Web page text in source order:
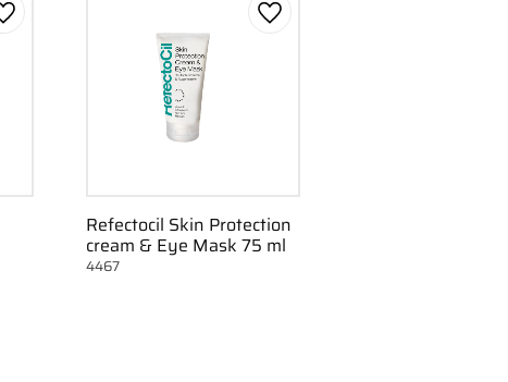
Lägg till i favoriter
Refectocil Skin Protection
cream & Eye Mask 75 ml
4467
Lägg till i favoriter